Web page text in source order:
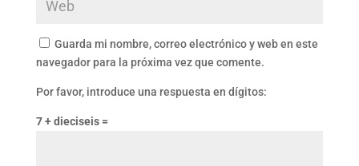
Guarda mi nombre, correo electrónico y web en este
navegador para la próxima vez que comente.
Por favor, introduce una respuesta en dígitos:
7 + dieciseis =